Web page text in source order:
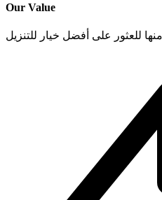
Our Value
للعثور على أفضل خيار للتنزيل